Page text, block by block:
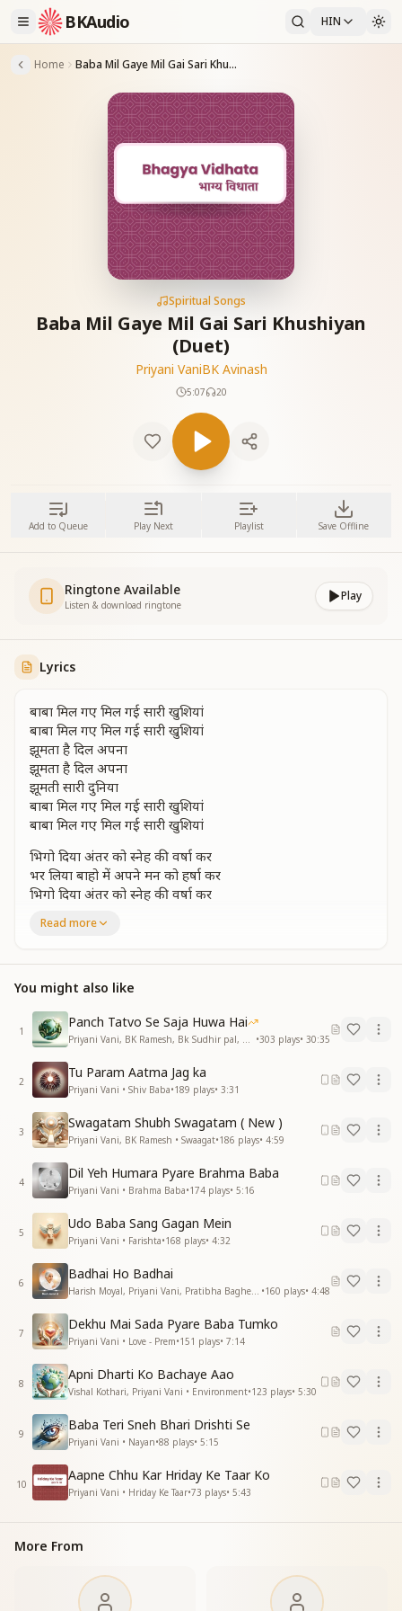
BKAudio HIN
Home Baba Mil Gaye Mil Gai Sari Khushiyan (Duet)
Spiritual Songs
Baba Mil Gaye Mil Gai Sari Khushiyan
(Duet)
Priyani VaniBK Avinash
5:07 20
Add to Queue Play Next Playlist Save Offline
Ringtone Available
Listen & download ringtone
Play
Lyrics
बाबा मिल गए मिल गई सारी खुशियां
बाबा मिल गए मिल गई सारी खुशियां
झूमता है दिल अपना
झूमता है दिल अपना
झूमती सारी दुनिया
बाबा मिल गए मिल गई सारी खुशियां
बाबा मिल गए मिल गई सारी खुशियां
भिगो दिया अंतर को स्नेह की वर्षा कर
भर लिया बाहो में अपने मन को हर्षा कर
भिगो दिया अंतर को स्नेह की वर्षा कर
जीवन की बगिया चली रे शीतल पुरवईया
बाबा मिल गए मिल गई सारी खुशियां
लगी है ऐसी लगन हो गया पावन मन
छा गई मस्तिया कहती है ये धड़कन
लगी है ऐसी लगन हो गया पावन मन
छा गई मस्तिया कहती है ये धड़कन
मिला है साथी हमको
मिला है साथी हमको
मिट गई तनहाइयां
बाबा मिल गए मिल गई सारी खुशियां
बाबा मिल गए मिल गई सारी खुशियां
खुद की ना थी खबर ना था कोई ठिकाना
जबसे मिले बाबा जैसे मिला हो खजाना
खुद की ना थी खबर ना था कोई ठिकाना
जबसे मिले बाबा जैसे मिला हो खजाना
सोचकर यही बाते
सोचकर यही बाते
भर आती अपनी आंखिया
बाबा मिल गए मिल गई सारी खुशियां
बाबा मिल गए मिल गई सारी खुशियां
झूमता है दिल अपना
झूमता है दिल अपना
झूमती सारी दुनिया
बाबा मिल गए मिल गई सारी खुशियां
बाबा मिल गए मिल गई सारी खुशियां
बाबा मिल गए मिल गई सारी खुशियां
—--------------------------------------
Read more
You might also like
1
Panch Tatvo Se Saja Huwa Hai
•303 plays• 30:35
2
Tu Param Aatma Jag ka
Priyani Vani • Shiv Baba•189 plays• 3:31
3
Swagatam Shubh Swagatam ( New )
Priyani Vani, BK Ramesh • Swaagat•186 plays• 4:59
4
Dil Yeh Humara Pyare Brahma Baba
Priyani Vani • Brahma Baba•174 plays• 5:16
5
Udo Baba Sang Gagan Mein
Priyani Vani • Farishta•168 plays• 4:32
6
Badhai Ho Badhai
•160 plays• 4:48
7
Dekhu Mai Sada Pyare Baba Tumko
Priyani Vani • Love - Prem•151 plays• 7:14
8
Apni Dharti Ko Bachaye Aao
Vishal Kothari, Priyani Vani • Environment•123 plays• 5:30
9
Baba Teri Sneh Bhari Drishti Se
Priyani Vani • Nayan•88 plays• 5:15
10
Aapne Chhu Kar Hriday Ke Taar Ko
Priyani Vani • Hriday Ke Taar•73 plays• 5:43
More From